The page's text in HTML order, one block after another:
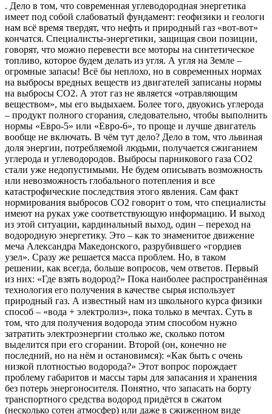
. Дело в том, что современная углеводородная энергетика
имеет под собой слабоватый фундамент: геофизики и геологи
нам всё время твердят, что нефть и природный газ «вот-вот»
кончатся. Специалисты-энергетики, защищая свои позиции,
говорят, что можно перевести все моторы на синтетическое
топливо, которое будем делать из угля. А угля на Земле –
огромные запасы! Всё бы неплохо, но в современных нормах
на выбросы вредных веществ из двигателей записаны нормы
на выбросы СО2. А этот газ не является «отравляющим
веществом», мы его выдыхаем. Более того, двуокись углерода
– продукт полного сгорания, следовательно, чтобы выполнить
нормы «Евро-5» или «Евро-6», то проще и лучше двигатель
вообще не включать. В чём тут дело? Дело в том, что львиная
доля энергии, потребляемой людьми, получается сжиганием
углерода и углеводородов. Выбросы парникового газа СО2
стали уже недопустимыми. Не будем описывать возможность
или невозможность глобального потепления и все
катастрофические последствия этого явления. Сам факт
нормирования выбросов СО2 говорит о том, что специалисты
имеют на руках уже соответствующую информацию. И выход
из этой ситуации, кардинальный выход, один – переход на
водородную энергетику. Это – как то знаменитое движение
меча Александра Македонского, разрубившего «гордиев
узел». Сразу же решается масса проблем. Но, в таком
решении, как всегда, больше вопросов, чем ответов. Первый
из них: «Где взять водород?» Пока наиболее распространённая
технология его получения в качестве сырья использует
природный газ. А известный нам из школьного курса физики
способ – «вода + электролиз», пока только в мечтах. Суть в
том, что для получения водорода этим способом нужно
затратить электроэнергии столько же, сколько потом
выделится при его сгорании. Второй (он, конечно не
последний, но на нём и остановимся): «Как быть с очень
низкой плотностью водорода?» Этот вопрос порождает
проблему габаритов и массы тары для запасания и хранения
без потерь энергоносителя. Понятно, что запасать на борту
транспортного средства водород придётся в сжатом
(несколько сотен атмосфер) или даже в сжиженном виде